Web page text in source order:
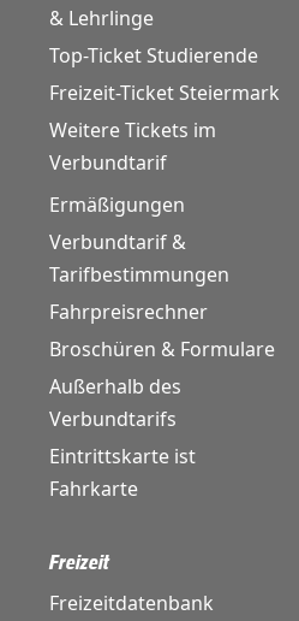
& Lehrlinge
Top-Ticket Studierende
Freizeit-Ticket Steiermark
Weitere Tickets im
Verbundtarif
Ermäßigungen
Verbundtarif &
Tarifbestimmungen
Fahrpreisrechner
Broschüren & Formulare
Außerhalb des
Verbundtarifs
Eintrittskarte ist
Fahrkarte
Freizeit
Freizeitdatenbank